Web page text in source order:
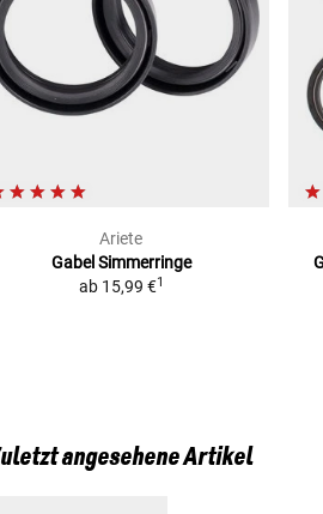
125 (XEVO-125)
250 I.E. (XEVO-250)
400 i.e. (M52101)
SM (CS)
Ariete
Gabel Simmerringe
ab 15,99 €1
angesehene Artikel